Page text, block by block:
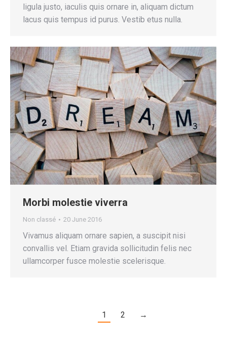
ligula justo, iaculis quis ornare in, aliquam dictum
lacus quis tempus id purus. Vestib etus nulla.
Morbi molestie viverra
Non classé 20 June 2016
Vivamus aliquam ornare sapien, a suscipit nisi
convallis vel. Etiam gravida sollicitudin felis nec
ullamcorper fusce molestie scelerisque.
1 2 →